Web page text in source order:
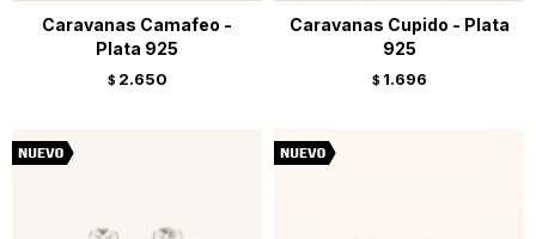
Caravanas Camafeo -
Plata 925
$ 2.650
Caravanas Cupido - Plata
925
$ 1.696